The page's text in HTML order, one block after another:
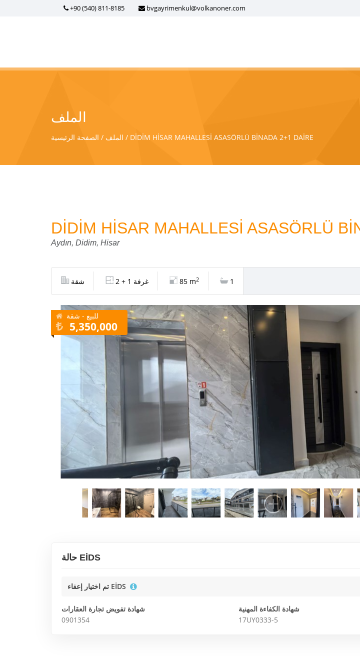
+90 (540) 811-8185 bvgayrimenkul@volkanoner.com
الملف
الصفحة الرئيسية الملف DİDİM HİSAR MAHALLESİ ASASÖRLÜ BİNADA 2+1 DAİRE
DİDİM HİSAR MAHALLESİ ASASÖRLÜ
Aydın, Didim, Hisar
شقة 2 + 1 غرفة 85 m2 1
للبيع - شقة
5,350,000
حالة EİDS
تم اختيار إعفاء EİDS
شهادة تفويض تجارة العقارات
0901354
شهادة الكفاءة المهنية
17UY0333-5